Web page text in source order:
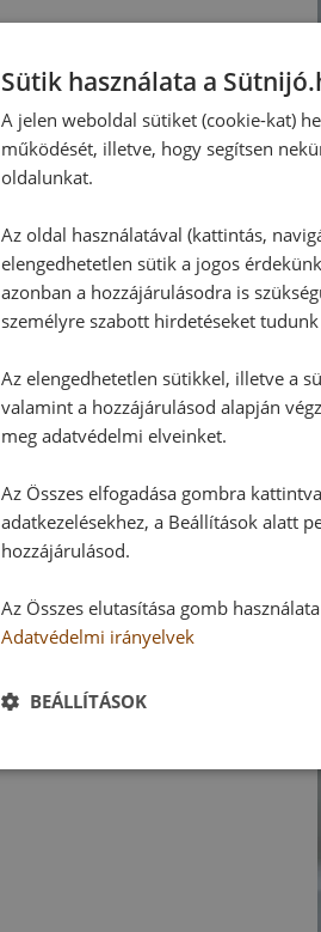
Sütik használata a
A jelen weboldal sütiket (cookie-kat)
működését, illetve, hogy segítsen
oldalunkat.
Az oldal használatával (kattintás,
elengedhetetlen sütik a jogos
azonban a hozzájárulásodra is
személyre szabott hirdetéseket
Az elengedhetetlen sütikkel, illetve a
valamint a hozzájárulásod alapján
meg adatvédelmi elveinket.
Az Összes elfogadása gombra
adatkezelésekhez, a Beállítások alatt
hozzájárulásod.
Az Összes elutasítása gomb
Adatvédelmi irányelvek
BEÁLLÍTÁSOK